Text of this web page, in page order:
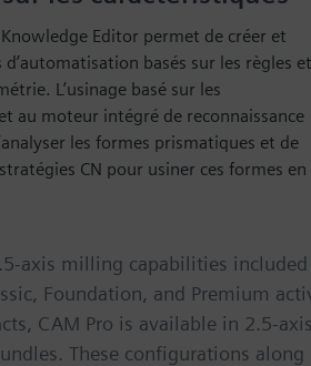
Editor permet de créer et
basés sur les règles et
L’usinage basé sur les
au moteur intégré de reconnaissance
les formes prismatiques et de
CN pour usiner ces formes en
axis milling capabilities included
Foundation, and Premium
CAM Pro is available in 2.5-
These configurations along